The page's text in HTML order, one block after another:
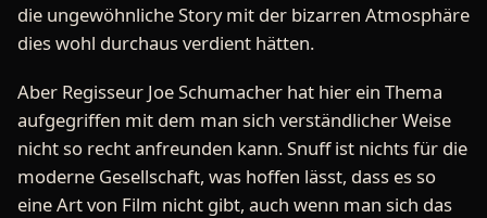
die ungewöhnliche Story mit der bizarren Atmosphäre
dies wohl durchaus verdient hätten.
Aber Regisseur Joe Schumacher hat hier ein Thema
aufgegriffen mit dem man sich verständlicher Weise
nicht so recht anfreunden kann. Snuff ist nichts für die
moderne Gesellschaft, was hoffen lässt, dass es so
eine Art von Film nicht gibt, auch wenn man sich das